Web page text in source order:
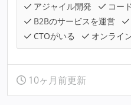
アジャイル開発
コー
B2Bのサービスを運営
CTOがいる
オンライ
10ヶ月前更新